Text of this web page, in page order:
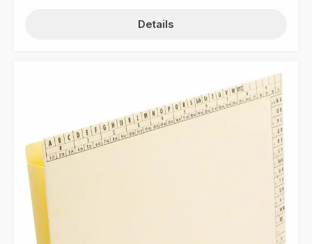
flexibel mit Ihrem Inhalt und gewährleistet eine effiziente
Organisation Ihrer Unterlagen. Optimieren Sie Ihre
Platz für bis zu 300 Blatt Papier. Dank der integrierten
stufenlos verstellbaren Dehnfunktion im Mappenboden
passt sich die Mappe flexibel an den Umfang Ihres
Schriftguts an und wächst mit Ihrem Inhalt mit. Die
bewegliche Kunststoffschlauchheftung ermöglicht ein
optimales Zwischenheften und Kopieren direkt aus der
Mappe, was Ihren Arbeitsablauf noch effizienter
gestaltet. Die alphanumerische Ordnungsleiste
erleichtert das schnelle Auffinden der Mappe in Ihrem
Archiv, während die Seitenklappen dafür sorgen, dass
Ihre Dokumente sicher an Ort und Stelle bleiben.
Verlassen Sie sich auf den VARIO-Dehnhefter, um Ihre
Büroorganisation zu verbessern und Ihre Arbeitsabläufe
Details